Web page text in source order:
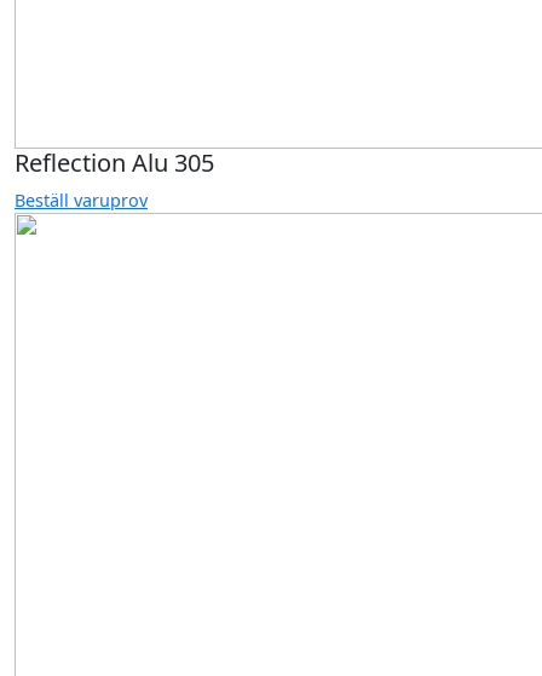
Reflection Alu 305
Beställ varuprov